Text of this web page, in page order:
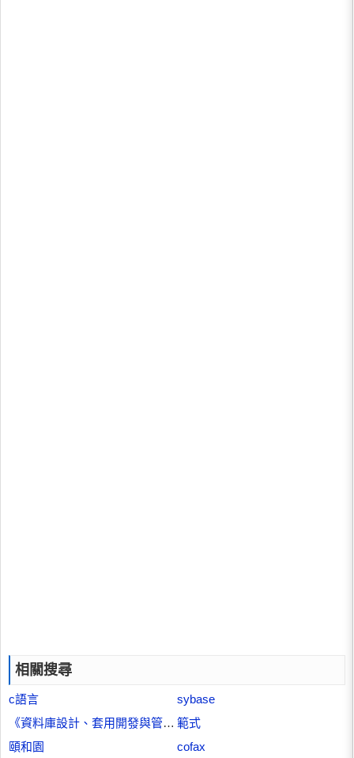
相關搜尋
c語言
sybase
《資料庫設計、套用開發與管理》 範式
頤和園
cofax